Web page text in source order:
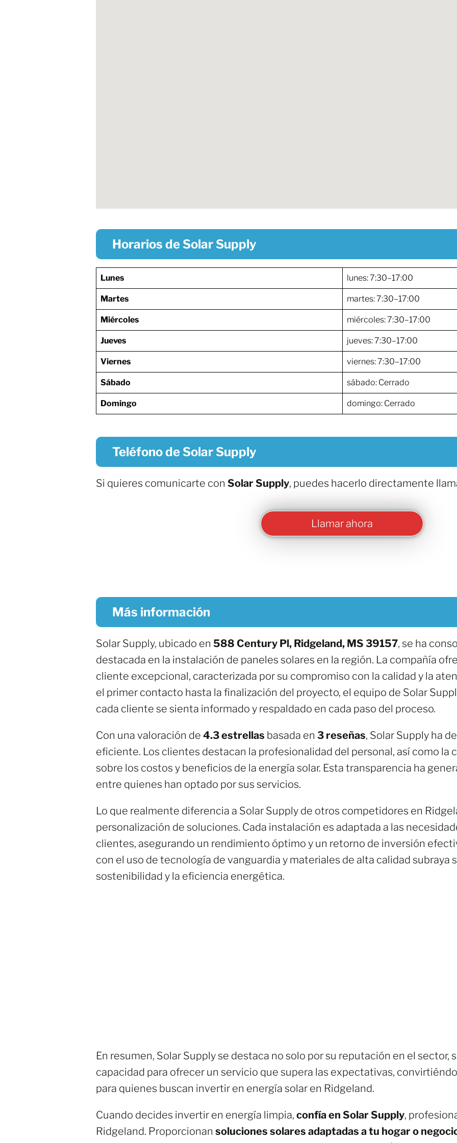
Horarios de Solar Supply
Lunes lunes: 7:30–17:00
Martes martes: 7:30–17:00
Miércoles miércoles: 7:30–17:00
Jueves jueves: 7:30–17:00
Viernes viernes: 7:30–17:00
Sábado sábado: Cerrado
Domingo domingo: Cerrado
Teléfono de Solar Supply
Si quieres comunicarte con Solar Supply, puedes hacerlo directamente
Llamar ahora
Más información
Solar Supply, ubicado en 588 Century Pl, Ridgeland, MS 39157, se ha
destacada en la instalación de paneles solares en la región. La compañía
cliente excepcional, caracterizada por su compromiso con la calidad y la
el primer contacto hasta la finalización del proyecto, el equipo de Solar
cada cliente se sienta informado y respaldado en cada paso del proceso.
Con una valoración de 4.3 estrellas basada en 3 reseñas, Solar Supply ha
eficiente. Los clientes destacan la profesionalidad del personal, así como la
sobre los costos y beneficios de la energía solar. Esta transparencia ha
entre quienes han optado por sus servicios.
Lo que realmente diferencia a Solar Supply de otros competidores en
personalización de soluciones. Cada instalación es adaptada a las
clientes, asegurando un rendimiento óptimo y un retorno de inversión
con el uso de tecnología de vanguardia y materiales de alta calidad subraya
sostenibilidad y la eficiencia energética.
En resumen, Solar Supply se destaca no solo por su reputación en el sector,
capacidad para ofrecer un servicio que supera las expectativas,
para quienes buscan invertir en energía solar en Ridgeland.
Cuando decides invertir en energía limpia, confía en Solar Supply,
Ridgeland. Proporcionan soluciones solares adaptadas a tu hogar o